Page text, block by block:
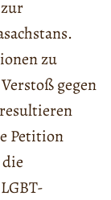
zu
gegen
Petition